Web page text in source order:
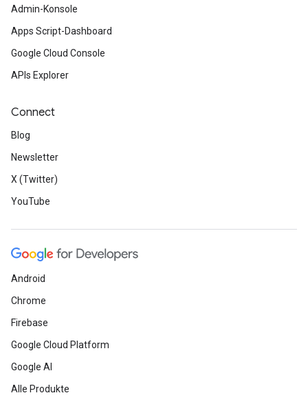
Admin-Konsole
Apps Script-Dashboard
Google Cloud Console
APIs Explorer
Connect
Blog
Newsletter
X (Twitter)
YouTube
Android
Chrome
Firebase
Google Cloud Platform
Google AI
Alle Produkte